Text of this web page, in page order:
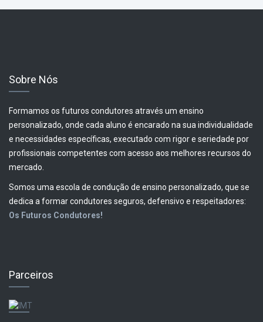
Sobre Nós
Formamos os futuros condutores através um ensino
personalizado, onde cada aluno é encarado na sua individualidade
e necessidades específicas, executado com rigor e seriedade por
profissionais competentes com acesso aos melhores recursos do
mercado.
Somos uma escola de condução de ensino personalizado, que se
dedica a formar condutores seguros, defensivo e respeitadores:
Os Futuros Condutores!
Parceiros